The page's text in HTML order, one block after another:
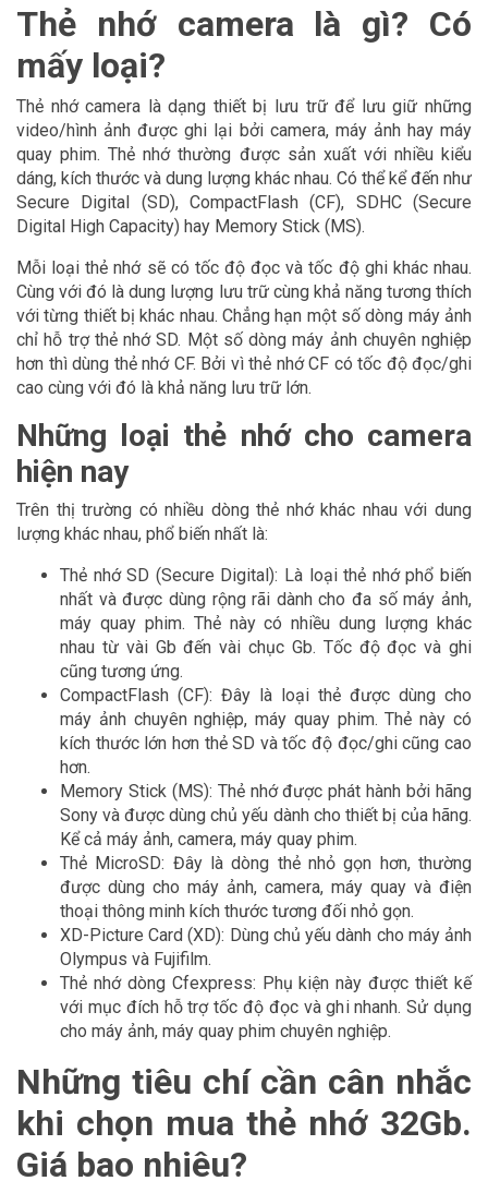
Thẻ nhớ camera là gì? Có
mấy loại?
Thẻ nhớ camera là dạng thiết bị lưu trữ để lưu giữ những
video/hình ảnh được ghi lại bởi camera, máy ảnh hay máy
quay phim. Thẻ nhớ thường được sản xuất với nhiều kiểu
dáng, kích thước và dung lượng khác nhau. Có thể kể đến như
Secure Digital (SD), CompactFlash (CF), SDHC (Secure
Digital High Capacity) hay Memory Stick (MS).
Mỗi loại thẻ nhớ sẽ có tốc độ đọc và tốc độ ghi khác nhau.
Cùng với đó là dung lượng lưu trữ cùng khả năng tương thích
với từng thiết bị khác nhau. Chẳng hạn một số dòng máy ảnh
chỉ hỗ trợ thẻ nhớ SD. Một số dòng máy ảnh chuyên nghiệp
hơn thì dùng thẻ nhớ CF. Bởi vì thẻ nhớ CF có tốc độ đọc/ghi
cao cùng với đó là khả năng lưu trữ lớn.
Những loại thẻ nhớ cho camera
hiện nay
Trên thị trường có nhiều dòng thẻ nhớ khác nhau với dung
lượng khác nhau, phổ biến nhất là:
Thẻ nhớ SD (Secure Digital): Là loại thẻ nhớ phổ biến
nhất và được dùng rộng rãi dành cho đa số máy ảnh,
máy quay phim. Thẻ này có nhiều dung lượng khác
nhau từ vài Gb đến vài chục Gb. Tốc độ đọc và ghi
cũng tương ứng.
CompactFlash (CF): Đây là loại thẻ được dùng cho
máy ảnh chuyên nghiệp, máy quay phim. Thẻ này có
kích thước lớn hơn thẻ SD và tốc độ đọc/ghi cũng cao
hơn.
Memory Stick (MS): Thẻ nhớ được phát hành bởi hãng
Sony và được dùng chủ yếu dành cho thiết bị của hãng.
Kể cả máy ảnh, camera, máy quay phim.
Thẻ MicroSD: Đây là dòng thẻ nhỏ gọn hơn, thường
được dùng cho máy ảnh, camera, máy quay và điện
thoại thông minh kích thước tương đối nhỏ gọn.
XD-Picture Card (XD): Dùng chủ yếu dành cho máy ảnh
Olympus và Fujifilm.
Thẻ nhớ dòng Cfexpress: Phụ kiện này được thiết kế
với mục đích hỗ trợ tốc độ đọc và ghi nhanh. Sử dụng
cho máy ảnh, máy quay phim chuyên nghiệp.
Những tiêu chí cần cân nhắc
khi chọn mua thẻ nhớ 32Gb.
Giá bao nhiêu?